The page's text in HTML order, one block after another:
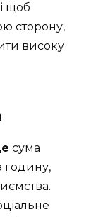
щоб
сторону,
високу
сума
годину,